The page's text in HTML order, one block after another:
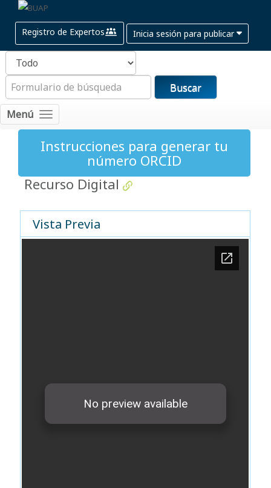
Registro de Expertos Inicia sesión para publicar
Buscar
Menú
Instrucciones para generar tu
número ORCID
Recurso Digital
Vista Previa